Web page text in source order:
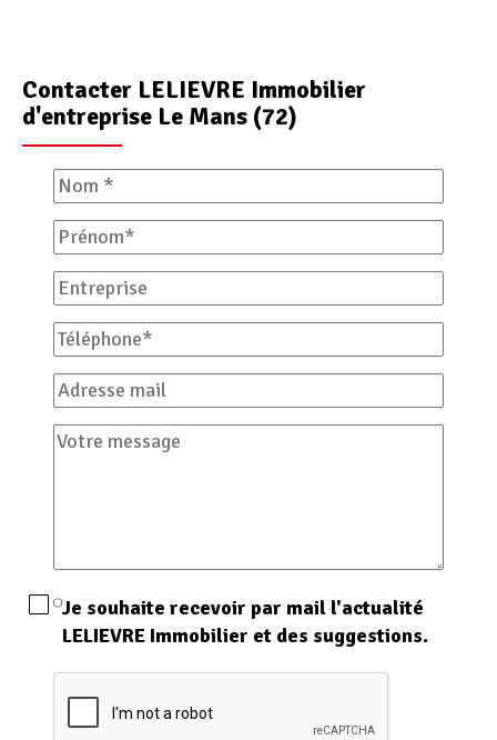
Contacter LELIEVRE Immobilier
d'entreprise Le Mans (72)
Nom
Prénom
Entreprise
Téléphone
Adresse
mail
Votre
Je souhaite recevoir par mail l'actualité
LELIEVRE Immobilier et des suggestions.